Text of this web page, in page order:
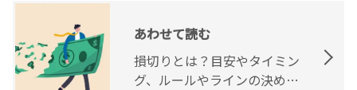
あわせて読む
損切りとは？目安やタイミン
グ、ルールやラインの決め方